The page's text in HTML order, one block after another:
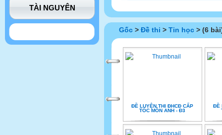
TÀI NGUYÊN
Gốc > Đề thi > Tin học > (6
ĐỀ LUYỆN THI ĐHCĐ CẤP
TỐC MÔN ANH - Đ3
ĐỀ